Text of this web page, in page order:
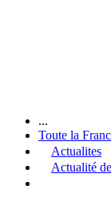
...
Toute la
Actualites
Actualité